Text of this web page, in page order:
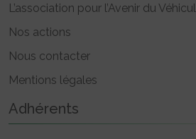
L’association pour l’Avenir du
Nos actions
Nous contacter
Mentions légales
Adhérents